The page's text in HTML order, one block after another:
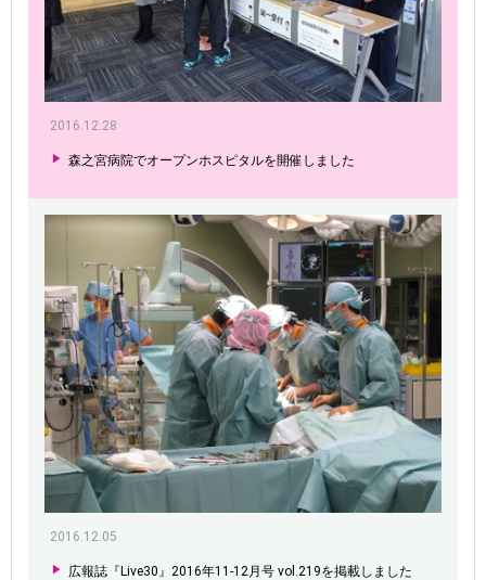
2016.12.28
森之宮病院でオープンホスピタルを開催しました
2016.12.05
広報誌『Live30』2016年11-12月号 vol.219を掲載しました